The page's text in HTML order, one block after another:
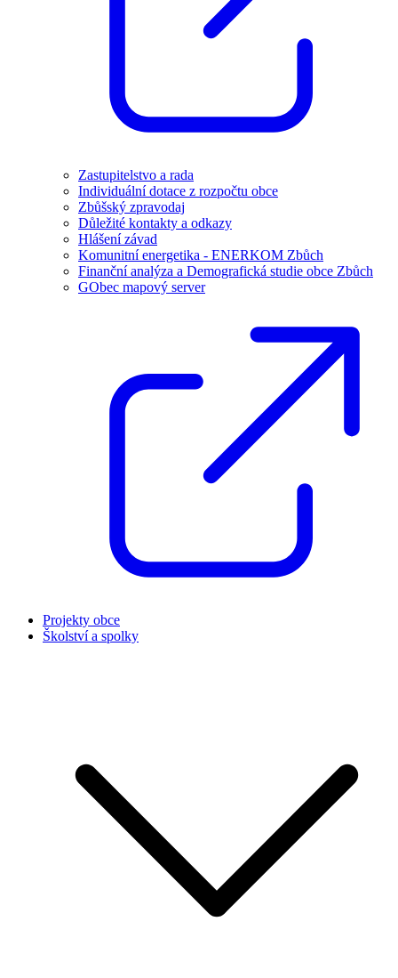
Zastupitelstvo a rada
Individuální dotace z rozpočtu obce
Zbůšský zpravodaj
Důležité kontakty a odkazy
Hlášení závad
Komunitní energetika - ENERKOM Zbůch
Finanční analýza a Demografická studie obce Zbůch
GObec mapový server
Projekty obce
Školství a spolky